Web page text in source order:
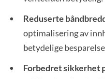
Reduserte
optimalisering av
betydelige
Forbedret sikkerhet